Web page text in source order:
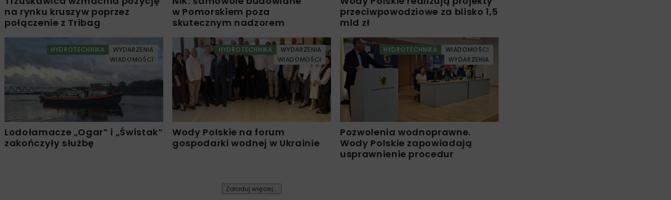
na rynku kruszyw poprzez
połączenie z Tribag
w Pomorskiem poza
skutecznym nadzorem
przeciwpowodziowe za blisko 1,5
mld zł
HYDROTECHNIKA
WYDARZENIA
WIADOMOŚCI
Lodołamacze „Ogar” i „Świstak”
zakończyły służbę
HYDROTECHNIKA
WYDARZENIA
WIADOMOŚCI
Wody Polskie na forum
gospodarki wodnej w Ukrainie
HYDROTECHNIKA
WIADOMOŚCI
WYDARZENIA
Pozwolenia wodnoprawne.
Wody Polskie zapowiadają
usprawnienie procedur
Załaduj więcej...